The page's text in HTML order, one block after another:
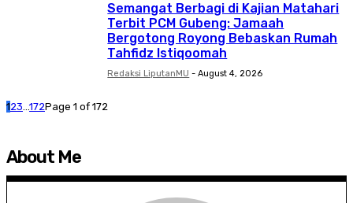
Semangat Berbagi di Kajian Matahari
Terbit PCM Gubeng: Jamaah
Bergotong Royong Bebaskan Rumah
Tahfidz Istiqoomah
Redaksi LiputanMU - August 4, 2026
123...172Page 1 of 172
About Me